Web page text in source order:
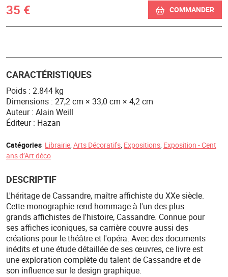
35 € COMMANDER
CARACTÉRISTIQUES
Poids : 2.844 kg
Dimensions : 27,2 cm × 33,0 cm × 4,2 cm
Auteur : Alain Weill
Éditeur : Hazan
Catégories Librairie,Arts Décoratifs, Expositions, Exposition - Cent
ans d’Art déco
DESCRIPTIF
L'héritage de Cassandre, maître affichiste du XXe siècle.
Cette monographie rend hommage à l'un des plus
grands affichistes de l'histoire, Cassandre. Connue pour
ses affiches iconiques, sa carrière couvre aussi des
créations pour le théâtre et l'opéra. Avec des documents
inédits et une étude détaillée de ses œuvres, ce livre est
une exploration complète du talent de Cassandre et de
son influence sur le design graphique.